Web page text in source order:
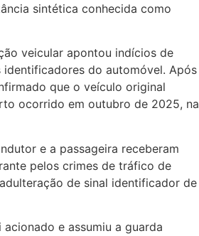
sintética conhecida como
veicular apontou indícios de
identificadores do automóvel. Após
que o veículo original
ocorrido em outubro de 2025, na
e a passageira receberam
pelos crimes de tráfico de
de sinal identificador de
e assumiu a guarda